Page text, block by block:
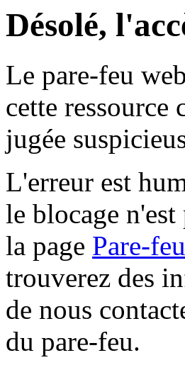
Désolé,
Le pare-feu
cette ressource
jugée
L'erreur est
le blocage
la page Pare-
trouverez des
de nous
du pare-feu.